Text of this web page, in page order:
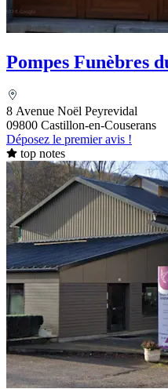
Pompes Funèbres
8 Avenue Noël Peyrevidal
09800 Castillon-en-Couserans
Déposez le premier avis !
top notes